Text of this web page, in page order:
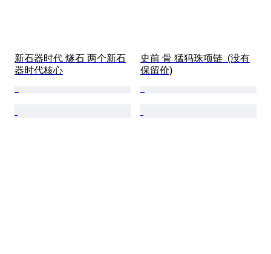
新石器时代 燧石 两个新石
器时代核心
史前 骨 猛犸珠项链  (没有
保留价)